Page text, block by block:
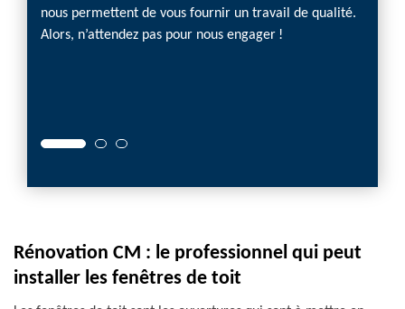
nous permettent de vous fournir un travail de qualité.
Alors, n’attendez pas pour nous engager !
Rénovation CM : le professionnel qui peut
installer les fenêtres de toit